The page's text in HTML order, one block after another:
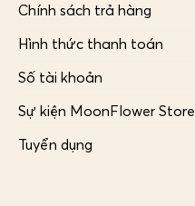
Chính sách trả hàng
Hình thức thanh toán
Số tài khoản
Sự kiện MoonFlower Store
Tuyển dụng